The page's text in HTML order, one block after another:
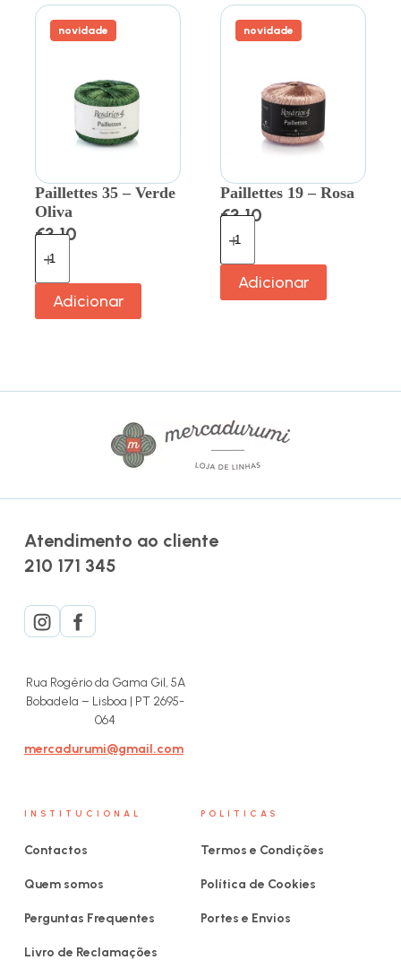
novidade
Paillettes 35 – Verde
Oliva
€3.10
Adicionar
novidade
Paillettes 19 – Rosa
€3.10
Adicionar
Atendimento ao cliente
210 171 345
Rua Rogério da Gama Gil, 5A
Bobadela – Lisboa | PT 2695-
064
mercadurumi@gmail.com
INSTITUCIONAL
Contactos
Quem somos
Perguntas Frequentes
Livro de Reclamações
POLITICAS
Termos e Condições
Política de Cookies
Portes e Envios